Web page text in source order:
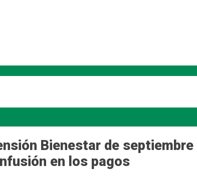
Bienestar de septiembre
en los pagos